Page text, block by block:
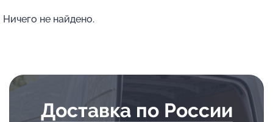
Ничего не найдено.
Доставка по России